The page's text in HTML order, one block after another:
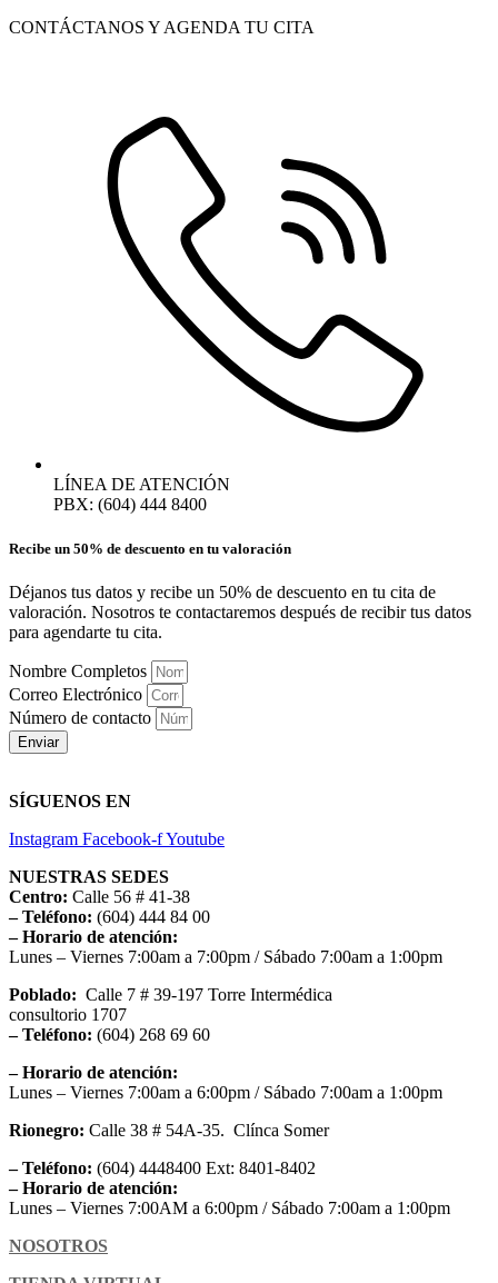
CONTÁCTANOS Y AGENDA TU CITA
LÍNEA DE ATENCIÓN
PBX: (604) 444 8400
Recibe un 50% de descuento en tu valoración
Déjanos tus datos y recibe un 50% de descuento en tu cita de
valoración. Nosotros te contactaremos después de recibir tus datos
para agendarte tu cita.
Nombre Completos
Correo Electrónico
Número de contacto
Enviar
SÍGUENOS EN
Instagram Facebook-fYoutube
NUESTRAS SEDES
Centro: Calle 56 # 41-38
– Teléfono: (604) 444 84 00
– Horario de atención:
Lunes – Viernes 7:00am a 7:00pm / Sábado 7:00am a 1:00pm
Poblado: Calle 7 # 39-197 Torre Intermédica
consultorio 1707
– Teléfono: (604) 268 69 60
– Horario de atención:
Lunes – Viernes 7:00am a 6:00pm / Sábado 7:00am a 1:00pm
Rionegro: Calle 38 # 54A-35. Clínca Somer
– Teléfono: (604) 4448400 Ext: 8401-8402
– Horario de atención:
Lunes – Viernes 7:00AM a 6:00pm / Sábado 7:00am a 1:00pm
NOSOTROS